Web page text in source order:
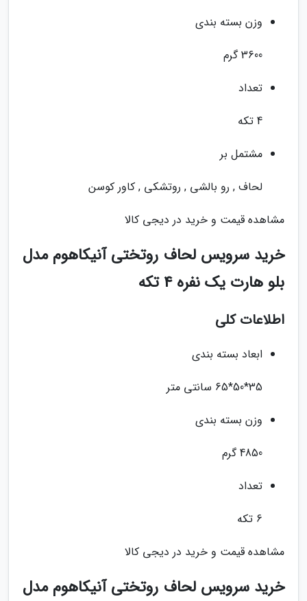
وزن بسته بندی
3600 گرم
تعداد
4 تکه
مشتمل بر
لحاف , رو بالشی , روتشکی , کاور کوسن
مشاهده قیمت و خرید در دیجی کالا
خرید سرویس لحاف روتختی آنیکاهوم مدل
بلو هارت یک نفره 4 تکه
اطلاعات کلی
ابعاد بسته بندی
35*50*65 سانتی متر
وزن بسته بندی
4850 گرم
تعداد
6 تکه
مشاهده قیمت و خرید در دیجی کالا
خرید سرویس لحاف روتختی آنیکاهوم مدل